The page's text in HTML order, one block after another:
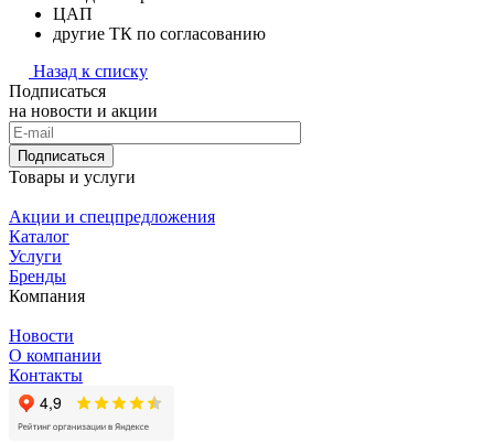
ЦАП
другие ТК по согласованию
Назад к списку
Подписаться
на новости и акции
Подписаться
Товары и услуги
Акции и спецпредложения
Каталог
Услуги
Бренды
Компания
Новости
О компании
Контакты